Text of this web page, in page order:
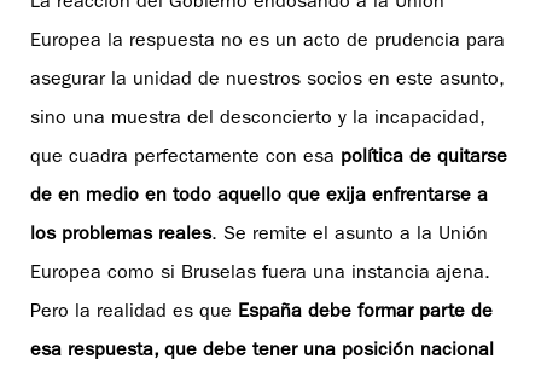
Europea la respuesta no es un acto de prudencia para
asegurar la unidad de nuestros socios en este asunto,
sino una muestra del desconcierto y la incapacidad,
que cuadra perfectamente con esa política de quitarse
de en medio en todo aquello que exija enfrentarse a
los problemas reales. Se remite el asunto a la Unión
Europea como si Bruselas fuera una instancia ajena.
Pero la realidad es que España debe formar parte de
esa respuesta, que debe tener una posición nacional